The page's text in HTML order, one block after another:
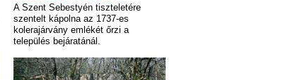
A Szent Sebestyén tiszteletére
szentelt kápolna az 1737-es
kolerajárvány emlékét őrzi a
település bejáratánál.